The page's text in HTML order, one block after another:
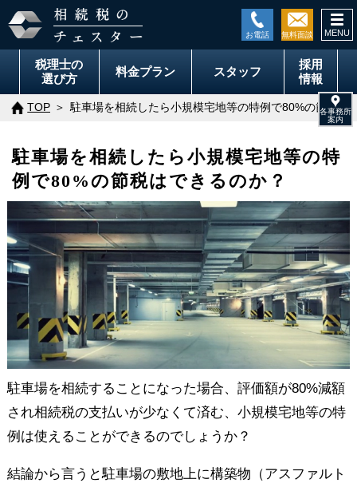
税理士の
選び方
料金プラン スタッフ
採用
情報
TOP 駐車場を相続したら小規模宅地等の特例で80%の節税は
駐車場を相続したら小規模宅地等の特
例で80%の節税はできるのか？
駐車場を相続することになった場合、評価額が80%減額
され相続税の支払いが少なくて済む、小規模宅地等の特
例は使えることができるのでしょうか？
結論から言うと駐車場の敷地上に構築物（アスファルト